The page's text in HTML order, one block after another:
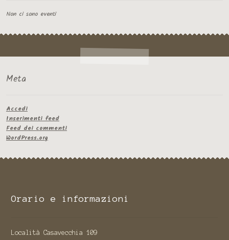
Non ci sono eventi
Meta
Accedi
Inserimenti feed
Feed dei commenti
WordPress.org
Orario e informazioni
Località Casavecchia 109